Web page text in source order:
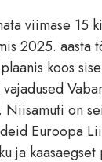
viimase 15
2025. aasta
koos
Niisamuti on
Euroopa
ja